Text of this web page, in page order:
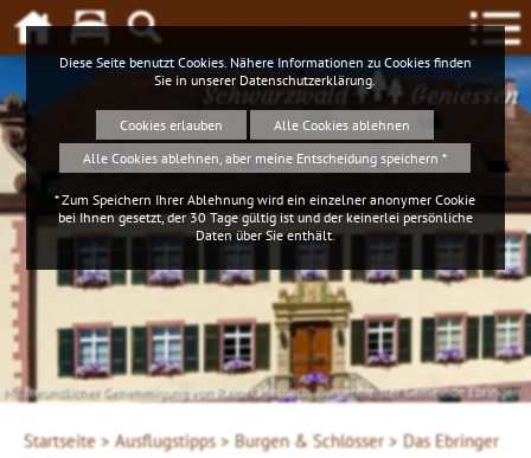
Schwarzwald Geniessen
Mit freundlicher Genehmigung von Rainer Mosbach, Bürgermeister Gemeinde Ebringen
Startseite > Ausflugstipps > Burgen & Schlösser > Das Ebringer
Diese Seite benutzt Cookies. Nähere Informationen zu Cookies finden
Sie in unserer Datenschutzerklärung.
Cookies erlauben
Alle Cookies ablehnen
Alle Cookies ablehnen, aber meine Entscheidung speichern *
* Zum Speichern Ihrer Ablehnung wird ein einzelner anonymer Cookie
bei Ihnen gesetzt, der 30 Tage gültig ist und der keinerlei persönliche
Daten über Sie enthält.